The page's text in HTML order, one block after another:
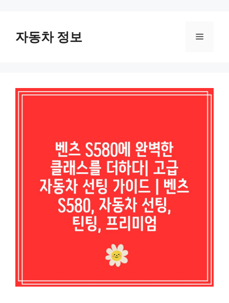
content자동차 정보 Menu